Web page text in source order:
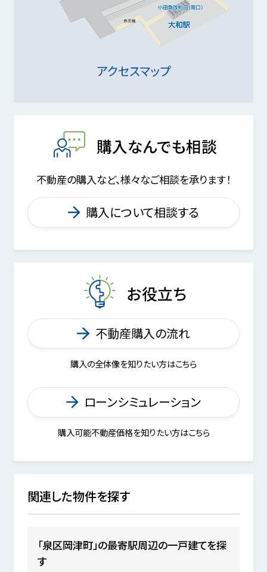
アクセスマップ
購入なんでも相談
不動産の購入など、様々なご相談を承ります！
購入について相談する
お役立ち
不動産購入の流れ
購入の全体像を知りたい方はこちら
ローンシミュレーション
購入可能不動産価格を知りたい方はこちら
関連した物件を探す
「泉区岡津町」の最寄駅周辺の一戸建てを探
す